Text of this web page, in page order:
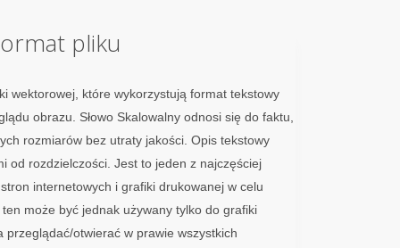
pliku
wektorowej, które wykorzystują format tekstowy
obrazu. Słowo Skalowalny odnosi się do faktu,
rozmiarów bez utraty jakości. Opis tekstowy
od rozdzielczości. Jest to jeden z najczęściej
internetowych i grafiki drukowanej w celu
może być jednak używany tylko do grafiki
przeglądać/otwierać w prawie wszystkich